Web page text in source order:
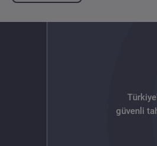
güvenli